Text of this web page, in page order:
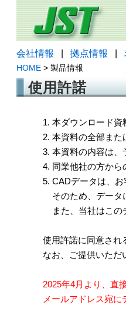
会社情報 拠点情報
HOME > 製品情報
使用許諾
1. 本ダウンロード資
2. 本資料の全部また
3. 本資料の内容は、
4. 同業他社の方から
5. CADデータは、お
そのため、データ
また、当社はこの
使用許諾に同意され
なお、ご提供いただ
2025年4月より、直
メールアドレス宛